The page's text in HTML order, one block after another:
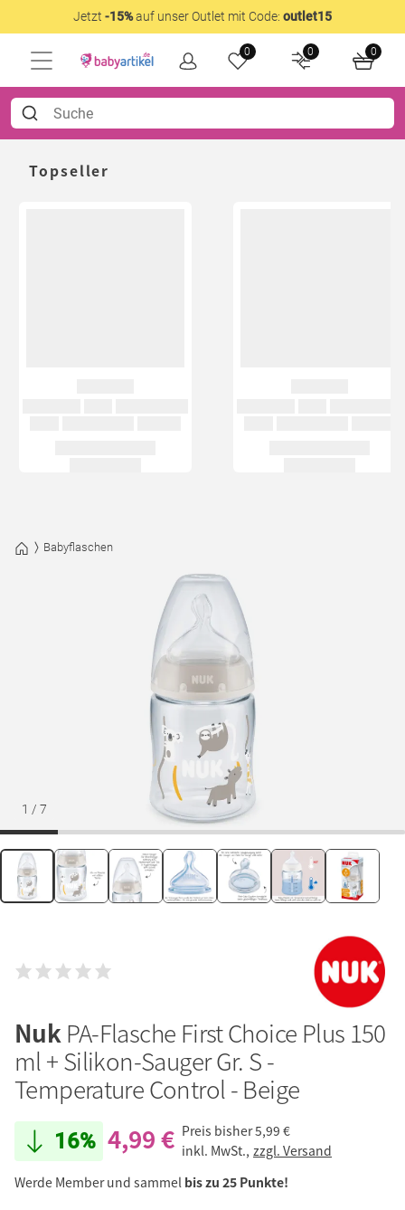
Jetzt -15%auf unser Outlet mit Code: outlet15
0 0 0
Topseller
Babyflaschen
1 / 7
Nuk PA-Flasche First Choice Plus 150
ml + Silikon-Sauger Gr. S -
Temperature Control - Beige
16% 4,99 € Preis bisher5,99 €
inkl. MwSt., zzgl. Versand
Werde Member und sammel bis zu 25 Punkte!